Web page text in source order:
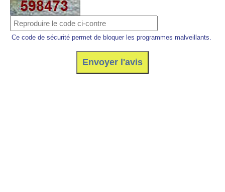
Ce code de sécurité permet de bloquer les programmes malveillants.